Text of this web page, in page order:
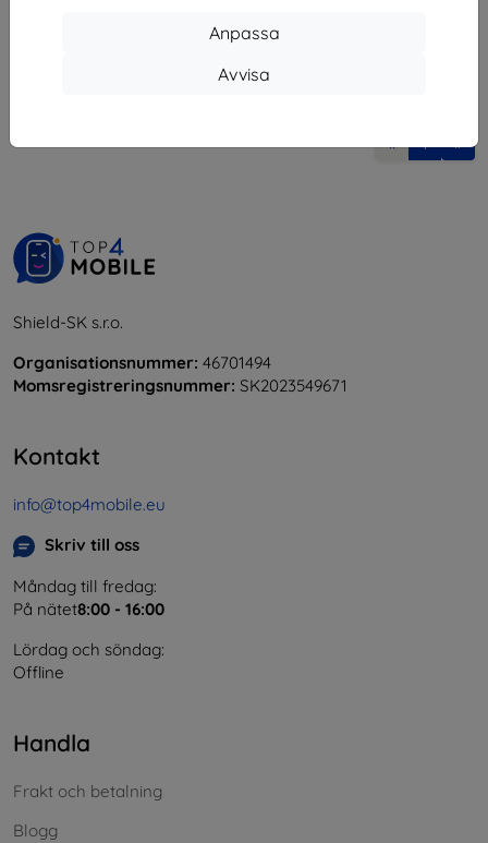
Anpassa
Avvisa
« 1 »
Shield-SK s.r.o.
Organisationsnummer: 46701494
Momsregistreringsnummer: SK2023549671
Kontakt
info@top4mobile.eu
Skriv till oss
Måndag till fredag:
På nätet8:00 - 16:00
Lördag och söndag:
Offline
Handla
Frakt och betalning
Blogg